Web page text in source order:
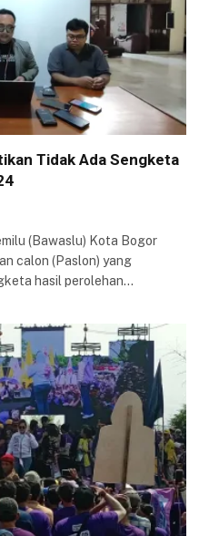
Tidak Ada Sengketa
(Bawaslu) Kota Bogor
calon (Paslon) yang
hasil perolehan…